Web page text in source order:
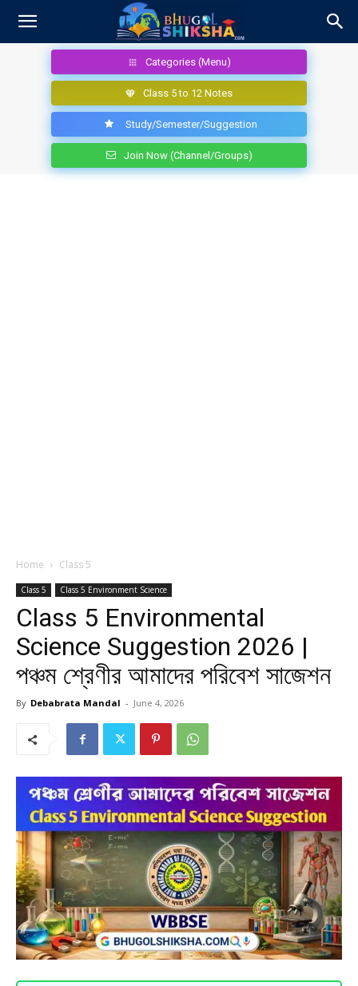
Categories (Menu)
Class 5 to 12 Notes
Study/Semester/Suggestion
Join Now (Channel/Groups)
Home Class 5
Class 5 Class 5 Environment Science
Class 5 Environmental
Science Suggestion 2026 |
পঞ্চম শ্রেণীর আমাদের পরিবেশ সাজেশন
By Debabrata Mandal - June 4, 2026